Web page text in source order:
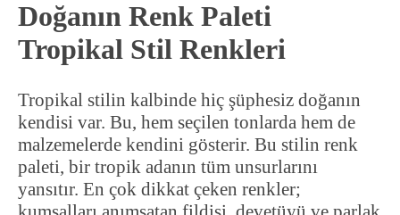
Doğanın Renk Paleti
Tropikal Stil Renkleri
Tropikal stilin kalbinde hiç şüphesiz doğanın
kendisi var. Bu, hem seçilen tonlarda hem de
malzemelerde kendini gösterir. Bu stilin renk
paleti, bir tropik adanın tüm unsurlarını
yansıtır. En çok dikkat çeken renkler;